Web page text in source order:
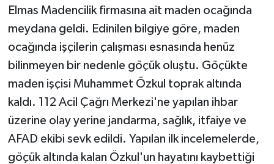
Elmas Madencilik firmasına ait maden ocağında
meydana geldi. Edinilen bilgiye göre, maden
ocağında işçilerin çalışması esnasında henüz
bilinmeyen bir nedenle göçük oluştu. Göçükte
maden işçisi Muhammet Özkul toprak altında
kaldı. 112 Acil Çağrı Merkezi'ne yapılan ihbar
üzerine olay yerine jandarma, sağlık, itfaiye ve
AFAD ekibi sevk edildi. Yapılan ilk incelemelerde,
göçük altında kalan Özkul'un hayatını kaybettiği